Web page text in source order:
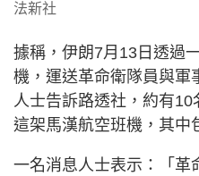
法新社
據稱，伊朗7月13日透過
機，運送革命衛隊員與軍
人士告訴路透社，約有
這架馬漢航空班機，其中
一名消息人士表示：「革